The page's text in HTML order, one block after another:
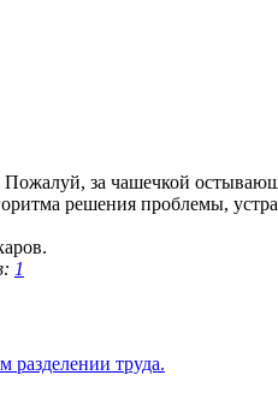
за чашечкой
решения проблемы,
1
разделении труда.